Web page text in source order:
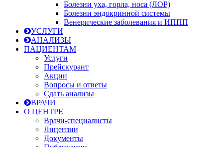
Болезни уха, горла, носа (ЛОР)
Болезни эндокринной системы
Венерические заболевания и ИППП
УСЛУГИ
АНАЛИЗЫ
ПАЦИЕНТАМ
Услуги
Прейскурант
Акции
Вопросы и ответы
Сдать анализы
ВРАЧИ
О ЦЕНТРЕ
Врачи-специалисты
Лицензии
Документы